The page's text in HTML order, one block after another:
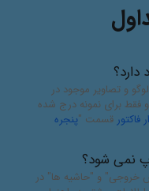
و تصاویر موجود در
فقط برای نمونه درج شده
فاکتور قسمت "پنجره
نمی شود؟
خروجی" و "حاشیه ها" در